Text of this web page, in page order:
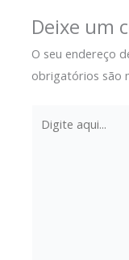
Deixe um
O seu endereço
obrigatórios são
aqui...